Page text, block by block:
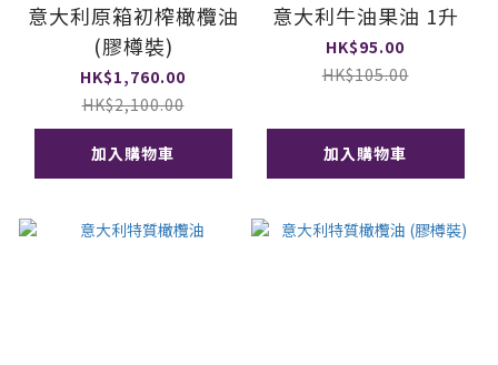
意大利原箱初榨橄欖油
(膠樽裝)
HK$1,760.00
HK$2,100.00
加入購物車
意大利牛油果油 1升
HK$95.00
HK$105.00
加入購物車